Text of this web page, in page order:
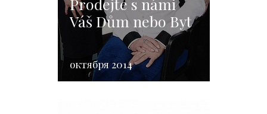
Váš Dům nebo Byt
октября 2014